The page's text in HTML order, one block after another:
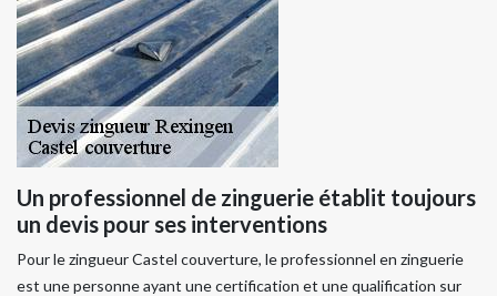
Un professionnel de zinguerie établit toujours
un devis pour ses interventions
Pour le zingueur Castel couverture, le professionnel en zinguerie
est une personne ayant une certification et une qualification sur